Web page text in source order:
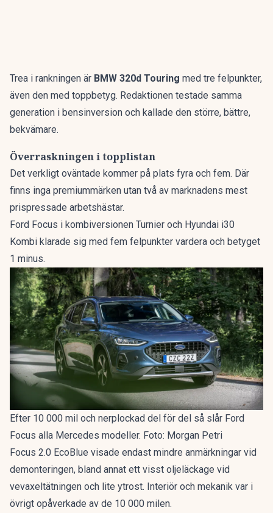
Trea i rankningen är BMW 320d Touring med tre felpunkter,
även den med toppbetyg. Redaktionen testade samma
generation i bensinversion och kallade den större, bättre,
bekvämare.
Överraskningen i topplistan
Det verkligt oväntade kommer på plats fyra och fem. Där
finns inga premiummärken utan två av marknadens mest
prispressade arbetshästar.
Ford Focus i kombiversionen Turnier och Hyundai i30
Kombi klarade sig med fem felpunkter vardera och betyget
1 minus.
Efter 10 000 mil och nerplockad del för del så slår Ford
Focus alla Mercedes modeller. Foto: Morgan Petri
Focus 2.0 EcoBlue visade endast mindre anmärkningar vid
demonteringen, bland annat ett visst oljeläckage vid
vevaxeltätningen och lite ytrost. Interiör och mekanik var i
övrigt opåverkade av de 10 000 milen.